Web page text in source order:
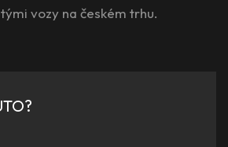
vozy na českém trhu.